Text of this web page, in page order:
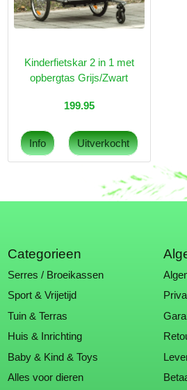
Kinderfietskar 2 in 1 met
opbergtas Grijs/Zwart
199.95
Categorieen
Serres / Broeikassen
Sport & Vrijetijd
Tuin & Terras
Huis & Inrichting
Baby & Kind & Toys
Alles voor dieren